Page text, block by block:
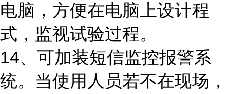
电脑，方便在电脑上设计程
式，监视试验过程。
14、可加装短信监控报警系
统。当使用人员若不在现场，